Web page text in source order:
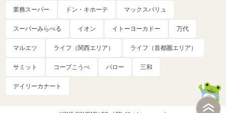
業務スーパー ドン・キホーテ マックスバリュ
スーパーみらべる イオン イトーヨーカドー 万代
マルエツ ライフ（関西エリア） ライフ（首都圏エリア）
サミット コープこうべ バロー 三和
デイリーカナート